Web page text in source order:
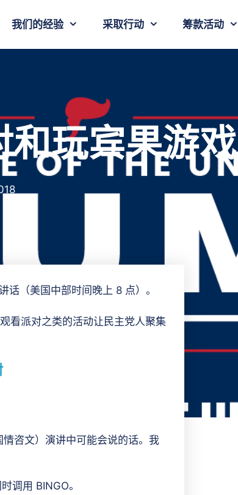
我们的经验 采取行动 筹款活动
玩宾果游戏
话（美国中部时间晚上 8 点）。
看派对之类的活动让民主党人聚集
咨文）演讲中可能会说的话。我
调用 BINGO。